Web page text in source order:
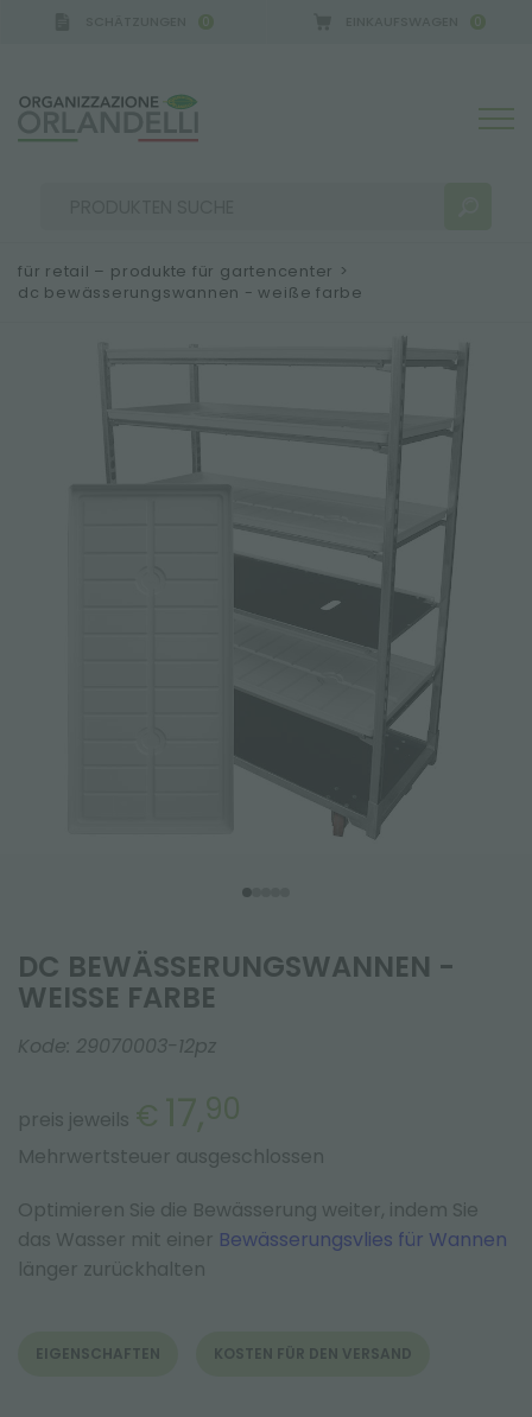
0 0
SUCHERGEBNISSE: Sortieren nach:
für retail – produkte für gartencenter >
dc bewässerungswannen - weiße farbe
DC BEWÄSSERUNGSWANNEN -
WEISSE FARBE
Kode: 29070003-12pz
preis jeweils € 17,90
Mehrwertsteuer ausgeschlossen
Optimieren Sie die Bewässerung weiter, indem Sie
das Wasser mit einer Bewässerungsvlies für Wannen
länger zurückhalten
EIGENSCHAFTEN KOSTEN FÜR DEN VERSAND